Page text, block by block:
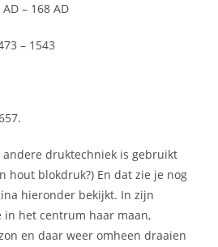
– 168 AD
– 1543
andere druktechniek is gebruikt
hout blokdruk?) En dat zie je nog
hieronder bekijkt. In zijn
in het centrum haar maan,
en daar weer omheen draaien